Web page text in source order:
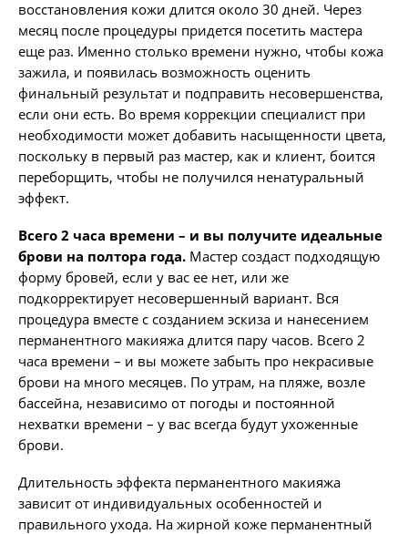
восстановления кожи длится около 30 дней. Через
месяц после процедуры придется посетить мастера
еще раз. Именно столько времени нужно, чтобы кожа
зажила, и появилась возможность оценить
финальный результат и подправить несовершенства,
если они есть. Во время коррекции специалист при
необходимости может добавить насыщенности цвета,
поскольку в первый раз мастер, как и клиент, боится
переборщить, чтобы не получился ненатуральный
эффект.
Всего 2 часа времени – и вы получите идеальные
брови на полтора года. Мастер создаст подходящую
форму бровей, если у вас ее нет, или же
подкорректирует несовершенный вариант. Вся
процедура вместе с созданием эскиза и нанесением
перманентного макияжа длится пару часов. Всего 2
часа времени – и вы можете забыть про некрасивые
брови на много месяцев. По утрам, на пляже, возле
бассейна, независимо от погоды и постоянной
нехватки времени – у вас всегда будут ухоженные
брови.
Длительность эффекта перманентного макияжа
зависит от индивидуальных особенностей и
правильного ухода. На жирной коже перманентный